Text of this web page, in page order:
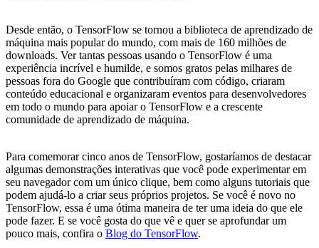
Desde então, o TensorFlow se tornou a biblioteca de aprendizado de
máquina mais popular do mundo, com mais de 160 milhões de
downloads. Ver tantas pessoas usando o TensorFlow é uma
experiência incrível e humilde, e somos gratos pelas milhares de
pessoas fora do Google que contribuíram com código, criaram
conteúdo educacional e organizaram eventos para desenvolvedores
em todo o mundo para apoiar o TensorFlow e a crescente
comunidade de aprendizado de máquina.
Para comemorar cinco anos de TensorFlow, gostaríamos de destacar
algumas demonstrações interativas que você pode experimentar em
seu navegador com um único clique, bem como alguns tutoriais que
podem ajudá-lo a criar seus próprios projetos. Se você é novo no
TensorFlow, essa é uma ótima maneira de ter uma ideia do que ele
pode fazer. E se você gosta do que vê e quer se aprofundar um
pouco mais, confira o Blog do TensorFlow.